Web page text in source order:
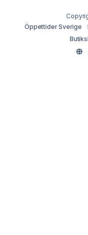
Öppettider Sverige